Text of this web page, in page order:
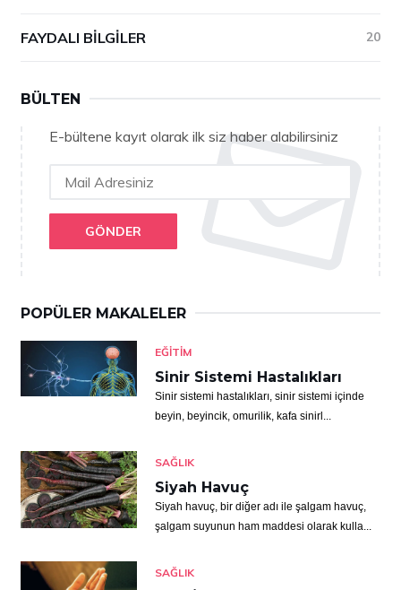
FAYDALI BILGILER 20
BÜLTEN
E-bültene kayıt olarak ilk siz haber alabilirsiniz
GÖNDER
POPÜLER MAKALELER
EĞITIM
Sinir Sistemi Hastalıkları
Sinir sistemi hastalıkları, sinir sistemi içinde
beyin, beyincik, omurilik, kafa sinirl...
SAĞLIK
Siyah Havuç
Siyah havuç, bir diğer adı ile şalgam havuç,
şalgam suyunun ham maddesi olarak kulla...
SAĞLIK